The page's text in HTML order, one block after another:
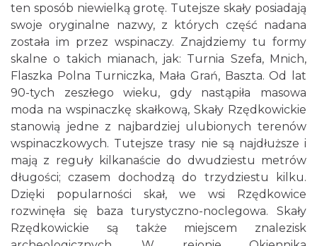
ten sposób niewielką grotę. Tutejsze skały posiadają
swoje oryginalne nazwy, z których część nadana
została im przez wspinaczy. Znajdziemy tu formy
skalne o takich mianach, jak: Turnia Szefa, Mnich,
Flaszka Polna Turniczka, Mała Grań, Baszta. Od lat
90-tych zeszłego wieku, gdy nastąpiła masowa
moda na wspinaczkę skałkową, Skały Rzędkowickie
stanowią jedne z najbardziej ulubionych terenów
wspinaczkowych. Tutejsze trasy nie są najdłuższe i
mają z reguły kilkanaście do dwudziestu metrów
długości; czasem dochodzą do trzydziestu kilku.
Dzięki popularności skał, we wsi Rzędkowice
rozwinęła się baza turystyczno-noclegowa. Skały
Rzędkowickie są także miejscem znalezisk